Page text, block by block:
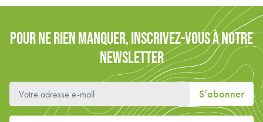
POUR NE RIEN MANQUER, INSCRIVEZ-VOUS À NOTRE
NEWSLETTER
S’abonner